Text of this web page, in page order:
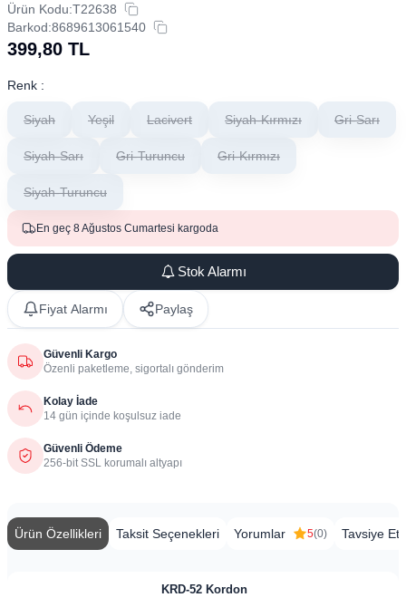
Ürün Kodu:T22638
Barkod:8689613061540
399,80 TL
Renk :
Siyah Yeşil Lacivert Siyah-Kırmızı Gri-Sarı
Siyah-Sarı Gri-Turuncu Gri-Kırmızı
Siyah-Turuncu
En geç 8 Ağustos Cumartesi kargoda
Stok Alarmı
Fiyat Alarmı Paylaş
Güvenli Kargo
Özenli paketleme, sigortalı gönderim
Kolay İade
14 gün içinde koşulsuz iade
Güvenli Ödeme
256-bit SSL korumalı altyapı
Ürün Özellikleri Taksit Seçenekleri Yorumlar 5(0) Tavsiye Et
KRD-52 Kordon